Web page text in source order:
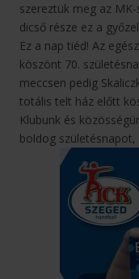
szereztük meg az
dicső része ez a
Ez a nap tiéd! Az
köszönt 70.
meccsen pedig
totális telt ház előtt
Klubunk és
boldog születésnapot,